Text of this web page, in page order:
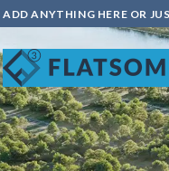
ADD ANYTHING HERE OR